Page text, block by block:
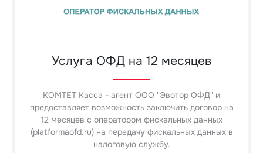
Услуга ОФД на 12 месяцев
КОМТЕТ Касса - агент ООО "Эвотор ОФД" и
предоставляет возможность заключить договор на
12 месяцев с оператором фискальных данных
(platformaofd.ru) на передачу фискальных данных в
налоговую службу.